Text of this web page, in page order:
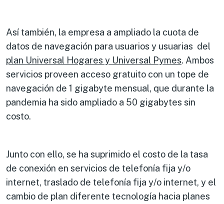
Así también, la empresa a ampliado la cuota de
datos de navegación para usuarios y usuarias del
plan Universal Hogares y Universal Pymes. Ambos
servicios proveen acceso gratuito con un tope de
navegación de 1 gigabyte mensual, que durante la
pandemia ha sido ampliado a 50 gigabytes sin
costo.
Junto con ello, se ha suprimido el costo de la tasa
de conexión en servicios de telefonía fija y/o
internet, traslado de telefonía fija y/o internet, y el
cambio de plan diferente tecnología hacia planes